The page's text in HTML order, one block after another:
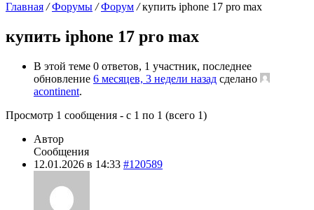
Главная / Форумы / Форум / купить iphone 17 pro max
купить iphone 17 pro max
В этой теме 0 ответов, 1 участник, последнее
обновление 6 месяцев, 3 недели назад сделано
acontinent.
Просмотр 1 сообщения - с 1 по 1 (всего 1)
Автор
Сообщения
12.01.2026 в 14:33 #120589